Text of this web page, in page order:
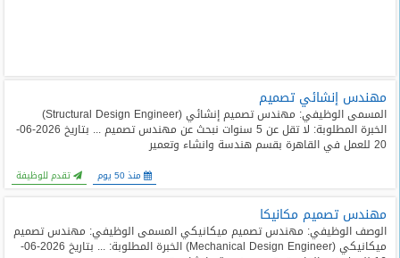
مهندس إنشائي تصميم
المسمى الوظيفي: مهندس تصميم إنشائي (Structural Design Engineer)
الخبرة المطلوبة: لا تقل عن 5 سنوات نبحث عن مهندس تصميم ... بتاريخ 2026-06-
20 للعمل في القاهرة بقسم هندسة وانشاء وتعمير
منذ 50 يوم تقدم للوظيفة
مهندس تصميم مكانيكا
الوصف الوظيفي: مهندس تصميم ميكانيكي المسمى الوظيفي: مهندس تصميم
ميكانيكي (Mechanical Design Engineer) الخبرة المطلوبة: ... بتاريخ 2026-06-